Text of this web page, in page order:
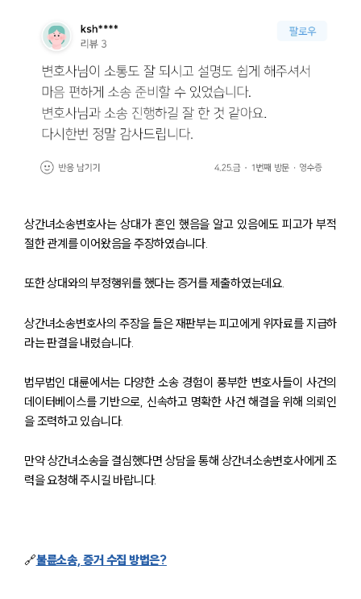
부소개
글로벌 파트너 로펌
고객의 소리
상간녀소송변호사는 상대가 혼인 했음을 알고 있음에도 피고가 부적
절한 관계를 이어왔음을 주장하였습니다.
또한 상대와의 부정행위를 했다는 증거를 제출하였는데요.
상간녀소송변호사의 주장을 들은 재판부는 피고에게 위자료를 지급하
라는 판결을 내렸습니다.
법무법인 대륜에서는 다양한 소송 경험이 풍부한 변호사들이 사건의
데이터베이스를 기반으로, 신속하고 명확한 사건 해결을 위해 의뢰인
을 조력하고 있습니다.
만약 상간녀소송을 결심했다면 상담을 통해 상간녀소송변호사에게 조
력을 요청해 주시길 바랍니다.
🔗불륜소송, 증거 수집 방법은?